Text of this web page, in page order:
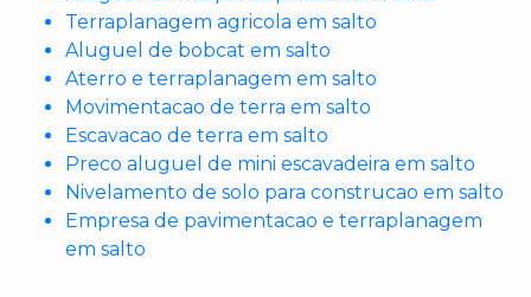
Terraplanagem agricola em salto
Aluguel de bobcat em salto
Aterro e terraplanagem em salto
Movimentacao de terra em salto
Escavacao de terra em salto
Preco aluguel de mini escavadeira em salto
Nivelamento de solo para construcao em salto
Empresa de pavimentacao e terraplanagem
em salto